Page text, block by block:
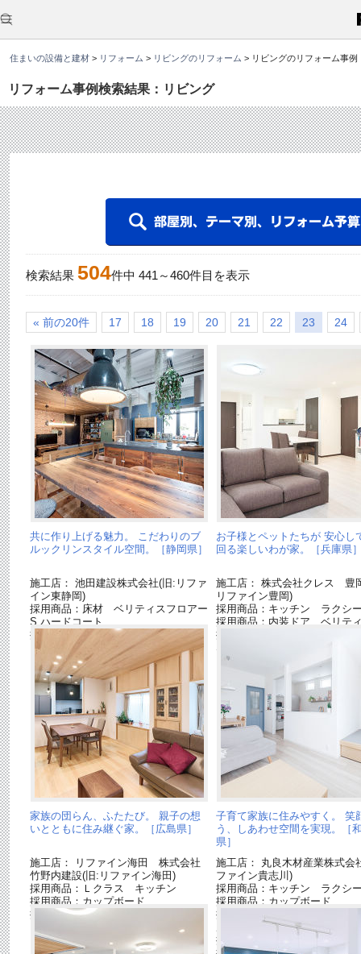
住まいの設備と建材 > リフォーム > リビングのリフォーム > リビングのリフォーム事例
リフォーム事例検索結果：リビング
こ
か
ら
文
す
検索結果 504件中 441 ～460件目を表示
« 前の20件 17 18 19 20 21 22 23 24
共に作り上げる魅力。 こだわりのブ
ルックリンスタイル空間。［静岡県］
施工店： 池田建設株式会社(旧:リファ
イン東静岡)
採用商品：床材 ベリティスフロアー
S ハードコート
採用商品：照明器具
お子様とペットたちが 安心し
回る楽しいわが家。［兵庫県
施工店： 株式会社クレス 豊
リファイン豊岡)
採用商品：キッチン ラクシ
採用商品：内装ドア ベリテ
採用商品：床材 ベリティス
S
家族の団らん、ふたたび。 親子の想
いとともに住み継ぐ家。［広島県］
施工店： リファイン海田 株式会社
竹野内建設(旧:リファイン海田)
採用商品：Ｌクラス キッチン
採用商品：カップボード
採用商品：照明器具
子育て家族に住みやすく。 笑
う、しあわせ空間を実現。［
県］
施工店： 丸良木材産業株式会
ファイン貴志川)
採用商品：キッチン ラクシ
採用商品：カップボード
採用商品：内装ドア クラフ
採用商品：畳が丘